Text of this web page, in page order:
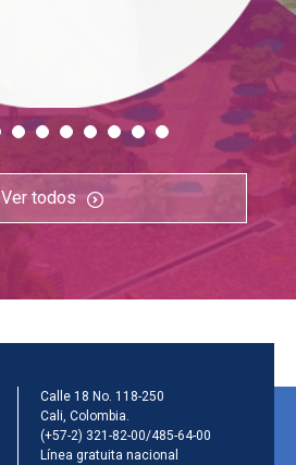
Ver todos
Información de la
Calle 18 No. 118-250
Cali, Colombia.
(+57-2) 321-82-00/485-64-00
Línea gratuita nacional